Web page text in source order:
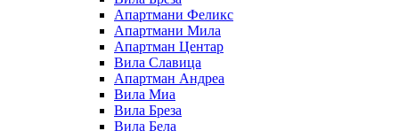
Апартмани Феликс
Апартмани Мила
Апартман Центар
Вила Славица
Апартман Андреа
Вила Миа
Вила Бреза
Вила Бела